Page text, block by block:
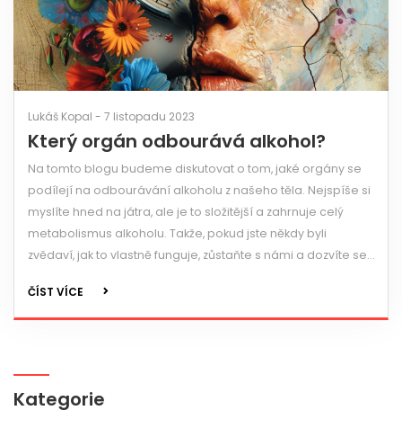
Lukáš Kopal - 7 listopadu 2023
Který orgán odbourává alkohol?
Na tomto blogu budeme diskutovat o tom, jaké orgány se
podílejí na odbourávání alkoholu z našeho těla. Nejspíše si
myslíte hned na játra, ale je to složitější a zahrnuje celý
metabolismus alkoholu. Takže, pokud jste někdy byli
zvědaví, jak to vlastně funguje, zůstaňte s námi a dozvíte se
ČÍST VÍCE
Kategorie